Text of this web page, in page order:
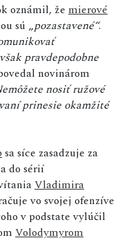
oznámil, že mierové
sú „pozastavené“.
pravdepodobne
novinárom
nosiť ružové
prinesie okamžité
sa síce zasadzuje za
do sérií
Vladimira
vo svojej ofenzíve
v podstate vylúčil
Volodymyrom